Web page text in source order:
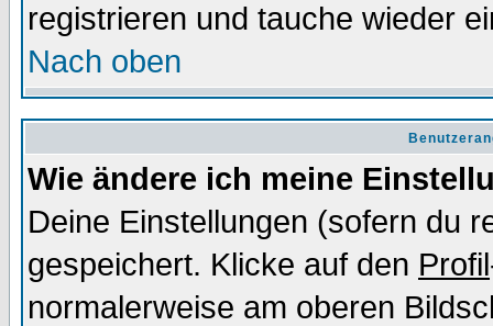
registrieren und tauche wieder
Nach oben
Wie ändere ich meine
Deine Einstellungen (sofern du
gespeichert. Klicke auf den Profil
normalerweise am oberen